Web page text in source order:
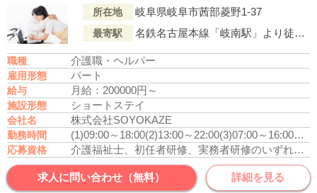
所在地 岐阜県岐阜市茜部菱野1-37
最寄駅 名鉄名古屋本線「岐南駅」より徒歩18分
職種 介護職・ヘルパー
雇用形態 パート
給与 月給：200000円～
施設形態 ショートステイ
会社名 株式会社SOYOKAZE
勤務時間 (1)09:00～18:00(2)13:00～22:00(3)07:00～16:00休
応募資格 介護福祉士、初任者研修、実務者研修のいずれかの資格をお持ちの方
求人に問い合わせ（無料） 詳細を見る